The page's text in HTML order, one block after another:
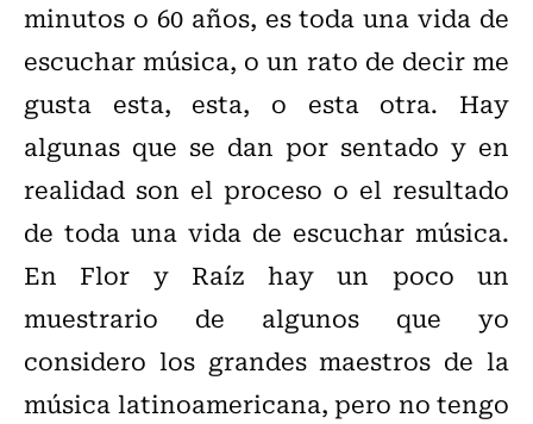
minutos o 60 años, es toda una vida de
escuchar música, o un rato de decir me
gusta esta, esta, o esta otra. Hay
algunas que se dan por sentado y en
realidad son el proceso o el resultado
de toda una vida de escuchar música.
En Flor y Raíz hay un poco un
muestrario de algunos que yo
considero los grandes maestros de la
música latinoamericana, pero no tengo